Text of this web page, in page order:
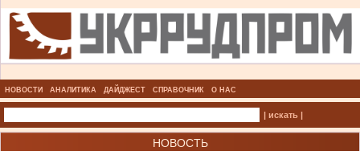
НОВОСТИ АНАЛИТИКА ДАЙДЖЕСТ СПРАВОЧНИК О НАС
| искать |
НОВОСТЬ